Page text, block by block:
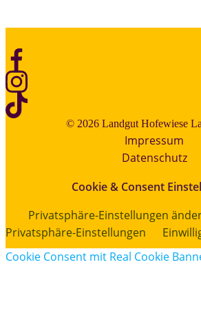
© 2026 Landgut Hofewiese
Impressum
Datenschutz
Cookie & Consent
Privatsphäre-Einstellungen
Privatsphäre-Einstellungen
Cookie Consent mit Real Cookie